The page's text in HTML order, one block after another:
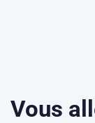
Vous